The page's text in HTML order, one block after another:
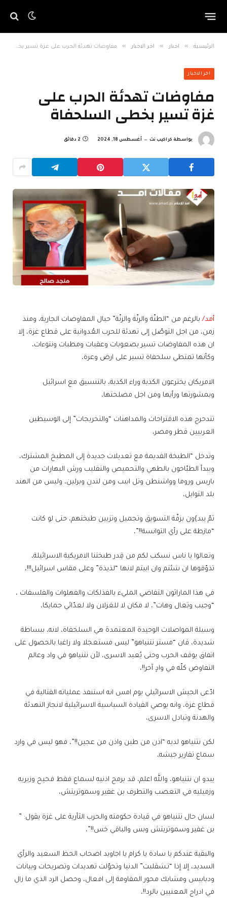
الرئيسية » اخبار » اخر الاخبار » مفاوضات تهدئة الحرب على غزة تسير بخطى السلحفاة
اخر الاخبار
مفاوضات تهدئة الحرب على
غزة تسير بخطى السلحفاة
بواسطة كراكيب نت أغسطس 18, 2024 2 دقائق
أمد/بالرغم من “الطنّة والرنّة والزنّة” حيال المفاوضات الجارية، ومنذ
زمن، من اجل التوصّل إلى تهدئة للحرب العُدوانية على قطاع غزة، إلا
ان هذه المفاوضات تسير بصعوبات وعقبات ومطبات ونتوءات،
وكأنها تمتطي سلحفاة تسير على ارض وعرة،
الامريكان يخترعون الكذبة وراء الكذبة، بالتنسيق مع اسرائيل
وبمشورتها ورأيها ومن اجل مصلحتها،
تتدحرج هذه الاقتراحات والمداهنات “والتخريجات” إلى الوسيطين
العربيين قطر ومصر،
وتدخل “الطبخة القديمة مع تعديلات جديدة إلى المطبخ المشترك،
ويبدأ الطبّاخون بالطهي والتحميص والتقليب ورش البهارات من
باريس وروما وواشنطن وتل ابيب ومن لندن وبرلين، وليس من الهند
بلد التوابل،
ثمّ يبد}ون بزفّة التسويق وتجميل وتزيين طبختهم، حتى لو كانت
“مازطة على رأي التوانسة!!”،
وتعالوا يا ناس نسكب لكم من قِدر طبختنا الامريكية الاسرائيلة،
تذوّقوها ان شئتم وان ابيتم لانها “لذيذة” وعلى مقاس اسرائيل!!!،
في هذا الماراثون التفاضي المليء بالفذلكات والفهلوات والفلسفات ،
“وجيب وتعال وهات”، لا مكان لا للغزلان ولا لعدّائي جمايكا،
وسيلة المواصلات الوحيدة المعتمدة هي السلحفاة، لانه، ببساطة
شديدة، فان “مستر نتنياهو” ليس مستعجلا ولا راغبا بالحصول على
اتفاق يوقف الحرب وحتى يُعيد الاسرى، لأن نتنياهو في واد وعالم
التفاوض كلّه في وادٍ آخر!!،
ادّعى الجيش الاسرائيلي يوم امس انه استنفذ عملياته القتالية في
قطاع غزة، وانه يوصي القيادة السياسية الاسرائيلية لانجاز التهدئة
والهدنة وتبادل الاسرى،
لكن نتنياهو لديه “اذن من طين واذن من عجين!!”، فهو ليس في وارد
سماع تقارير جيشه،
يبدو ان نتنياهو، والله اعلم، قد برمج اذنيه لسماع فقط فحيح وزيريه
وزميليه في التعصب والتطرف بن غفير وسموتريتش،
لسان حال نتنياهو في قيادة حكومته والحرب الثأرية على غزة يقول: ”
بن غفير وسموتريتش وبس والباقي خس!!”،
والبقية عندكم يا سادة يا كرام يا اجاويد اصحاب الحظ السعيد والرأي
السديد، إلا إذا “تـشقلبت” الدنيا وتحوّلت تهديدات وتصريحات وبيانات
ودبابيس ومشابك محور المقاومة إلى افعال، وحصل الرد الذي ما زال
في ادراج المعنيين بالرد!!،